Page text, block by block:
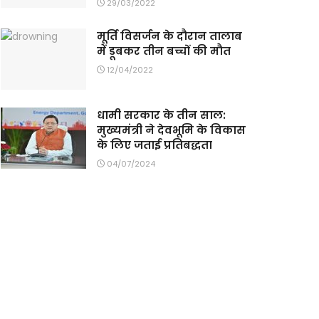
29/03/2022
मूर्ति विसर्जन के दौरान तालाब
में डूबकर तीन बच्चों की मौत
12/04/2022
धामी सरकार के तीन साल:
मुख्यमंत्री ने देवभूमि के विकास
के लिए जताई प्रतिबद्धता
04/07/2024